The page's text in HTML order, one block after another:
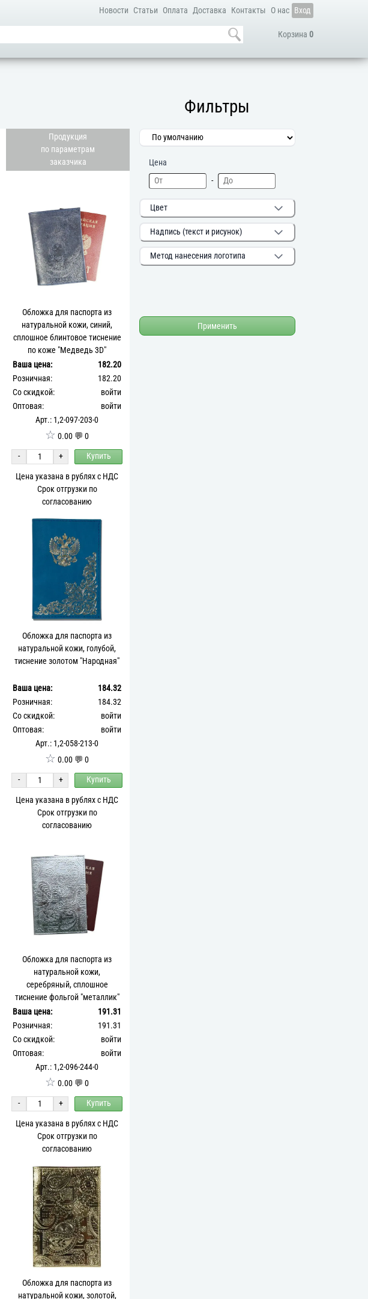
Новости Статьи Оплата Доставка Контакты О нас Вход
Корзина 0
Фильтры
Цена
-
Цвет
Надпись (текст и рисунок)
Метод нанесения логотипа
Применить
Продукция
по параметрам
заказчика
Обложка для паспорта из
натуральной кожи, синий,
сплошное блинтовое тиснение
по коже "Медведь 3D"
Ваша цена:
182.20
Розничная:
182.20
Со скидкой:
войти
Оптовая:
войти
Арт.: 1,2-097-203-0
☆ 0.00 💬 0
-
+
Купить
Цена указана в рублях с НДС
Срок отгрузки по
согласованию
Обложка для паспорта из
натуральной кожи, голубой,
тиснение золотом "Народная"
Ваша цена:
184.32
Розничная:
184.32
Со скидкой:
войти
Оптовая:
войти
Арт.: 1,2-058-213-0
☆ 0.00 💬 0
-
+
Купить
Цена указана в рублях с НДС
Срок отгрузки по
согласованию
Обложка для паспорта из
натуральной кожи,
серебряный, сплошное
тиснение фольгой "металлик"
по коже "Индийский орнамент"
Ваша цена:
191.31
Розничная:
191.31
Со скидкой:
войти
Оптовая:
войти
Арт.: 1,2-096-244-0
☆ 0.00 💬 0
-
+
Купить
Цена указана в рублях с НДС
Срок отгрузки по
согласованию
Обложка для паспорта из
натуральной кожи, золотой,